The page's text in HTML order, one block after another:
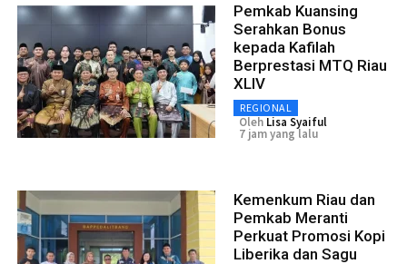
Pemkab Kuansing
Serahkan Bonus
kepada Kafilah
Berprestasi MTQ Riau
XLIV
REGIONAL
Oleh Lisa Syaiful
7 jam yang lalu
Kemenkum Riau dan
Pemkab Meranti
Perkuat Promosi Kopi
Liberika dan Sagu